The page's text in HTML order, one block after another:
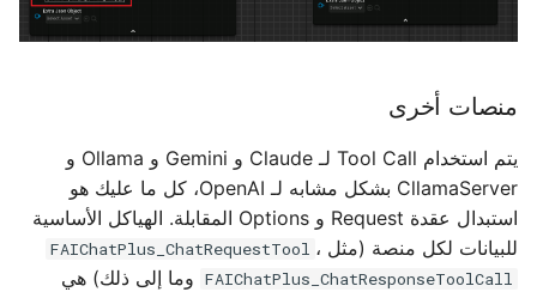
منصات أخرى
يتم استخدام Tool Call لـ Claude و Gemini و Ollama و
CllamaServer بشكل مشابه لـ OpenAI، كل ما عليك هو
استبدال عقدة Request و Options المقابلة. الهياكل الأساسية
للبيانات لكل منصة (مثل
FAIChatPlus_ChatRequestTool ،
FAIChatPlus_ChatResponseToolCall وما إلى ذلك) هي